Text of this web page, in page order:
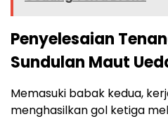
Penyelesaian
Sundulan Maut
Memasuki babak kedua,
menghasilkan gol ketiga